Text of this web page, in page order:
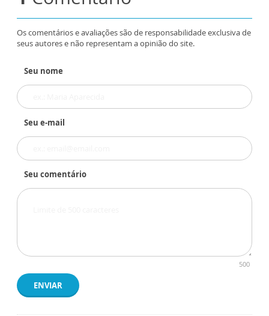
Os comentários e avaliações são de responsabilidade exclusiva de
seus autores e não representam a opinião do site.
Seu nome
Seu e-mail
Seu comentário
500
ENVIAR